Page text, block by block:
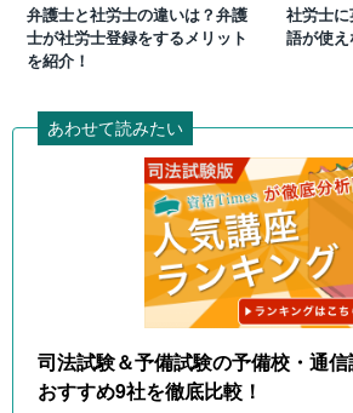
弁護士と社労士の違いは？弁護
士が社労士登録をするメリット
を紹介！
社労士
語が使
あわせて読みたい
司法試験＆予備試験の予備校・通信
おすすめ9社を徹底比較！